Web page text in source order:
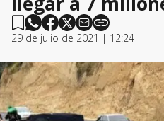
29 de julio de 2021 | 12:24